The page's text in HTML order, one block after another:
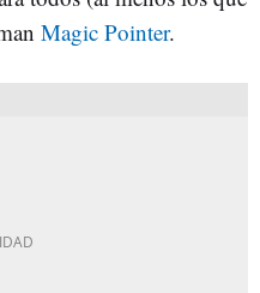
Magic Pointer.